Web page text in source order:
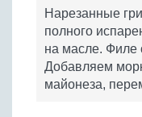
Нарезанные
полного
на масле. Филе
Добавляем
майонеза,